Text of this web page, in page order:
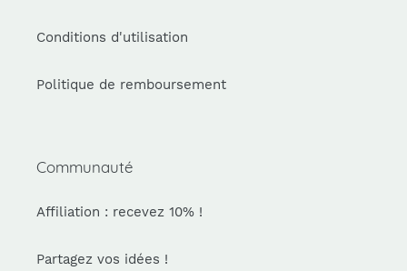
Conditions d'utilisation
Politique de remboursement
Communauté
Affiliation : recevez 10% !
Partagez vos idées !